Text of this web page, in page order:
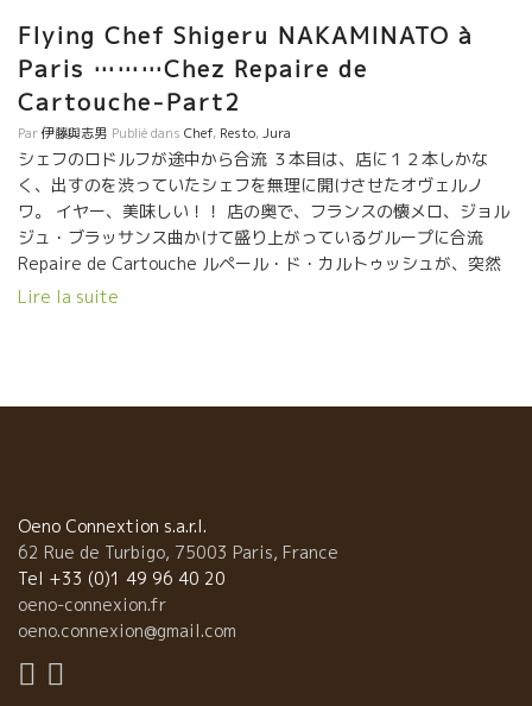
Flying Chef Shigeru NAKAMINATO à
Paris ………Chez Repaire de
Cartouche-Part2
Par伊藤與志男 Publié dans Chef, Resto,Jura
シェフのロドルフが途中から合流 ３本目は、店に１２本しかな
く、出すのを渋っていたシェフを無理に開けさせたオヴェルノ
ワ。 イヤー、美味しい！！ 店の奥で、フランスの懐メロ、ジョル
ジュ・ブラッサンス曲かけて盛り上がっているグループに合流
Repaire de Cartouche ルペール・ド・カルトゥッシュが、突然
Bunon葡呑になった。 シゲルとロドルフがパワー炸裂！！ この二
Lire la suite
Oeno Connextion s.a.r.l.
62 Rue de Turbigo, 75003 Paris, France
Tel +33 (0)1 49 96 40 20
oeno-connexion.fr
oeno.connexion@gmail.com